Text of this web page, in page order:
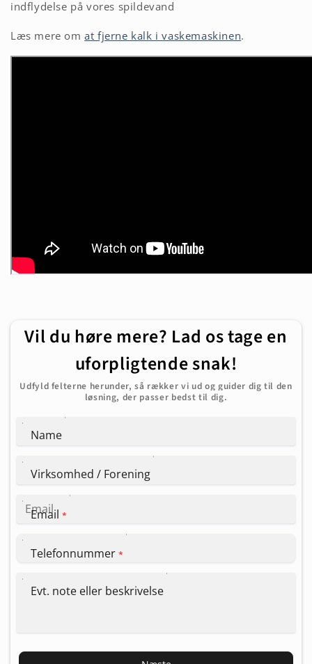
indflydelse på vores spildevand
Læs mere omat fjerne kalk i vaskemaskinen.
Vil du høre mere? Lad os tage en
uforpligtende snak!
Udfyld felterne herunder, så rækker vi ud og guider dig til den
løsning, der passer bedst til dig.
Name
Virksomhed / Forening
Email *
Telefonnummer *
Evt. note eller beskrivelse